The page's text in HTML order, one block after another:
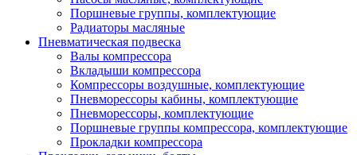
Поршневые группы, комплектующие
Радиаторы масляные
Пневматическая подвеска
Валы компрессора
Вкладыши компрессора
Компрессоры воздушные, комплектующие
Пневморессоры кабины, комплектующие
Пневморессоры, комплектующие
Поршневые группы компрессора, комплектующие
Прокладки компрессора